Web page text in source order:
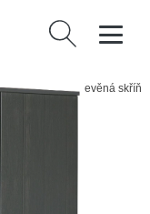
Vyhledávání
Tmavě šedá dřevěná skříň